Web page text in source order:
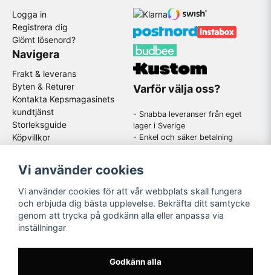
Logga in
Registrera dig
Glömt lösenord?
Navigera
Frakt & leverans
Byten & Returer
Kontakta Kepsmagasinets
kundtjänst
Storleksguide
Köpvillkor
Om oss
Varför välja oss?
- Snabba leveranser från eget
lager i Sverige
- Enkel och säker betalning
-En schysst kundtjänst som
Följ oss
Vi använder cookies
Vi använder cookies för att vår webbplats skall fungera
och erbjuda dig bästa upplevelse. Bekräfta ditt samtycke
genom att trycka på godkänn alla eller anpassa via
inställningar
Godkänn alla